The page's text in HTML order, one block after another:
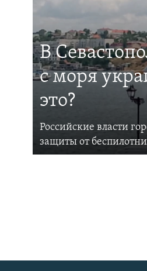
В
с моря
это?
Российские власти
защиты от